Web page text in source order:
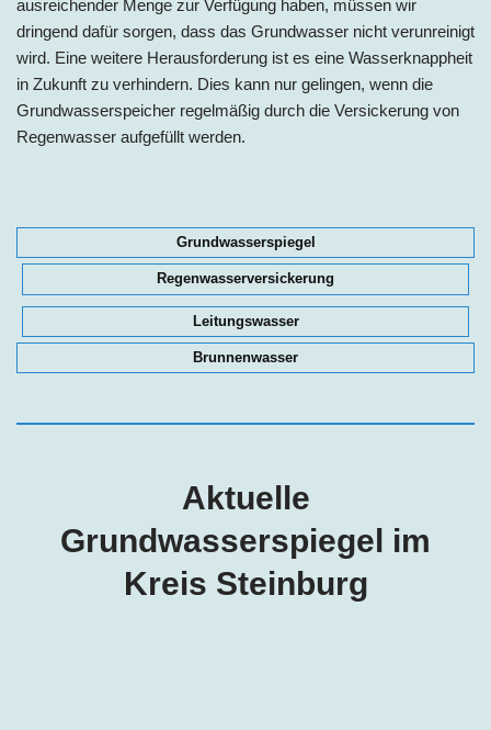
ausreichender Menge zur Verfügung haben, müssen wir
dringend dafür sorgen, dass das Grundwasser nicht verunreinigt
wird. Eine weitere Herausforderung ist es eine Wasserknappheit
in Zukunft zu verhindern. Dies kann nur gelingen, wenn die
Grundwasserspeicher regelmäßig durch die Versickerung von
Regenwasser aufgefüllt werden.
Grundwasserspiegel
Regenwasserversickerung
Leitungswasser
Brunnenwasser
Aktuelle
Grundwasserspiegel im
Kreis Steinburg